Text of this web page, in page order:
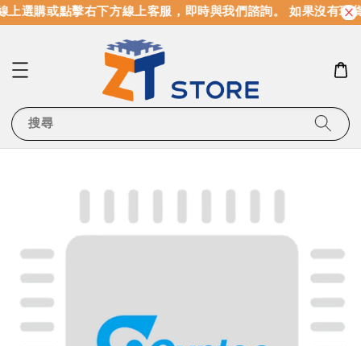
選購或點擊右下方線上客服，即時與我們諮詢。 如果沒有現
搜尋